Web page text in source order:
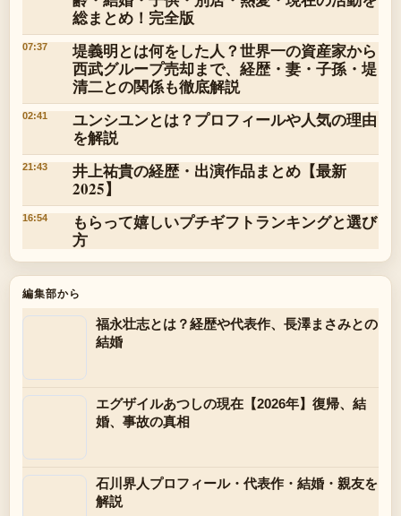
総まとめ！完全版
07:37
堤義明とは何をした人？世界一の資産家から
西武グループ売却まで、経歴・妻・子孫・堤
清二との関係も徹底解説
02:41
ユンシユンとは？プロフィールや人気の理由
を解説
21:43
井上祐貴の経歴・出演作品まとめ【最新
2025】
16:54
もらって嬉しいプチギフトランキングと選び
方
編集部から
福永壮志とは？経歴や代表作、長澤まさみとの
結婚
エグザイルあつしの現在【2026年】復帰、結
婚、事故の真相
石川界人プロフィール・代表作・結婚・親友を
解説